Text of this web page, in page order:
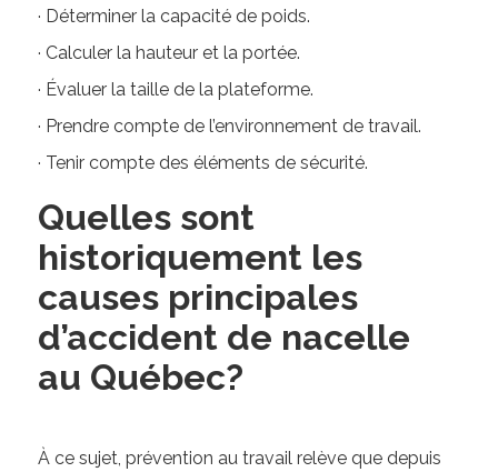
· Déterminer la capacité de poids.
· Calculer la hauteur et la portée.
· Évaluer la taille de la plateforme.
· Prendre compte de l’environnement de travail.
· Tenir compte des éléments de sécurité.
Quelles sont
historiquement les
causes principales
d’accident de nacelle
au Québec?
À ce sujet, prévention au travail relève que depuis